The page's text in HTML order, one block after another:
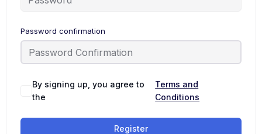
Password confirmation
By signing up, you agree to
the
Terms and
Conditions
Register